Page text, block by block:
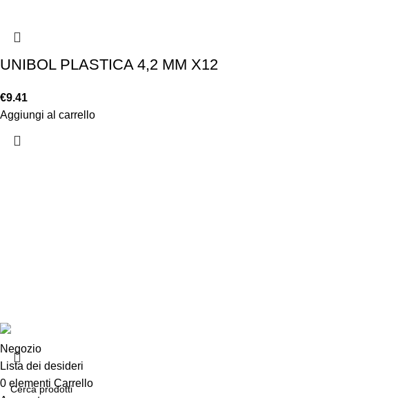
UNIBOL PLASTICA 4,2 MM X12
€9.41
Aggiungi al carrello
Negozio
Lista dei desideri
0 elementi Carrello